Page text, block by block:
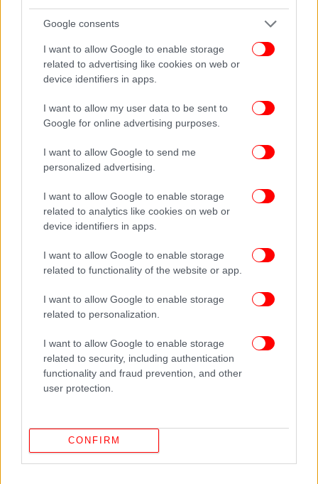
Google consents
I want to allow Google to enable storage
related to advertising like cookies on web or
device identifiers in apps.
I want to allow my user data to be sent to
Google for online advertising purposes.
I want to allow Google to send me
personalized advertising.
I want to allow Google to enable storage
related to analytics like cookies on web or
device identifiers in apps.
I want to allow Google to enable storage
related to functionality of the website or app.
I want to allow Google to enable storage
related to personalization.
I want to allow Google to enable storage
related to security, including authentication
functionality and fraud prevention, and other
user protection.
CONFIRM
Τι ισχυρίζεται ο οδηγός της νταλίκας
Την ίδια ώρα, ο Ουκρανός οδηγός του φορτηγού
Παρασκευή το πρωί. Εις βάρος του 38χρονου, ο
οποίος είναι πατέρας δύο παιδιών, ασκήθηκε
ποινική δίωξη για επικίνδυνη οδήγηση με
αποτέλεσμα την πρόκληση θανατηφόρου
δυστυχήματος, που είναι κακούργημα, για
πρόκληση κατά συρροή σωματικών βλαβών. Ο
ίδιος, σύμφωνα με πληροφορίες, φέρεται να
αυτοκίνητο την ώρα που πήγαινε να περάσει από τα
διόδια, και για να αποφύγει το αυτοκίνητο, έκοψε
το τιμόνι αριστερά, και έτσι συνέβη το δυστύχημα.